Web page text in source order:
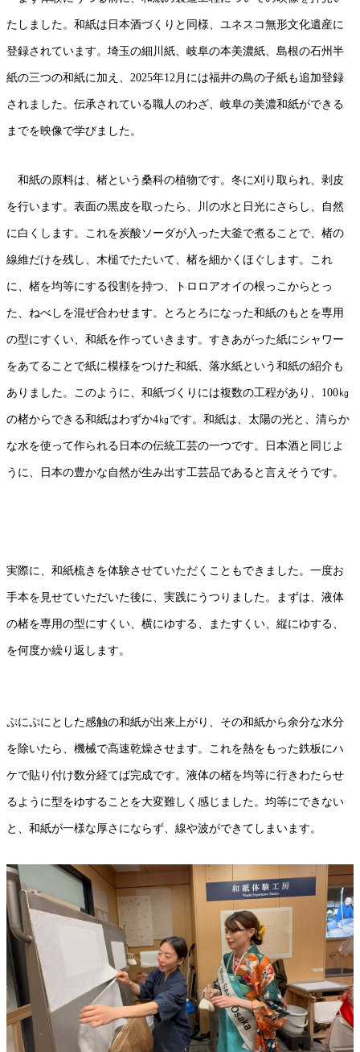
たしました。和紙は日本酒づくりと同様、ユネスコ無形文化遺産に
登録されています。埼玉の細川紙、岐阜の本美濃紙、島根の石州半
紙の三つの和紙に加え、 2025年12月には福井の鳥の子紙も追加登録
されました。伝承されている職人のわざ、岐阜の美濃和紙ができる
までを映像で学びました。
和紙の原料は、楮という桑科の植物です。冬に刈り取られ、剥皮
を行います。表面の黒皮を取ったら、川の水と日光にさらし、自然
に白くします。これを炭酸ソーダが入った大釜で煮ることで、楮の
線維だけを残し、木槌でたたいて、楮を細かくほぐします。これ
に、楮を均等にする役割を持つ、トロロアオイの根っこからとっ
た、ねべしを混ぜ合わせます。とろとろになった和紙のもとを専用
の型にすくい、和紙を作っていきます。すきあがった紙にシャワー
をあてることで紙に模様をつけた和紙、落水紙という和紙の紹介も
ありました。このように、和紙づくりには複数の工程があり、 100㎏
の楮からできる和紙はわずか4㎏です。和紙は、太陽の光と、清らか
な水を使って作られる日本の伝統工芸の一つです。日本酒と同じよ
うに、日本の豊かな自然が生み出す工芸品であると言えそうです。
実際に、和紙梳きを体験させていただくこともできました。一度お
手本を見せていただいた後に、実践にうつりました。 まずは、液体
の楮を専用の型にすくい、横にゆする、またすくい、縦にゆする、
を何度か繰り返します。
ぷにぷにとした感触の和紙が出来上がり、その和紙から余分な水分
を除いたら、機械で高速乾燥させます。これを熱をもった鉄板にハ
ケで貼り付け数分経てば完成です。液体の楮を均等に行きわたらせ
るように型をゆすることを大変難しく感じました。均等にできない
と、和紙が一様な厚さにならず、線や波ができてしまいます。